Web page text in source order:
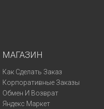
МАГАЗИН
Как Сделать Заказ
Корпоративные Заказы
Обмен И Возврат
Яндекс Маркет